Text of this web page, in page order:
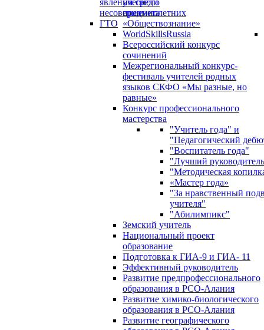
учебного
предмета
«Обществознание»
WorldSkillsRussia
Всероссийский конкурс
сочинений
Межрегиональный конкурс-
фестиваль учителей родных
языков СКФО «Мы разные, но
равные»
Конкурс профессионального
мастерства
"Учитель года" и
"Педагогический
"Воспитатель года"
"Лучший
"Методическая
«Мастер года»
"За нравственный
учителя"
"Абилимпикс"
Земский учитель
Национальный проект
образование
Подготовка к ГИА-9 и ГИА- 11
Эффективный руководитель
Развитие предпрофессионального
образования в РСО-Алания
Развитие химико-биологического
образования в РСО-Алания
Развитие географического
явлений среди
несовершеннолетних
ГТО